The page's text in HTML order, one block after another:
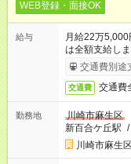
WEB登録・面接OK
給与
月給22万
は全額支給し
考慮して加給
交通費別途
交通費 交通費
勤務地
川崎市麻生区
新百合ケ丘駅 /
川崎市麻生